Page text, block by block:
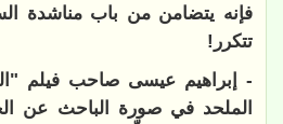
فإنه يتضامن من باب مناشدة
تتكرر!
- إبراهيم عيسى صاحب فيلم
الملحد في صورة الباحث عن